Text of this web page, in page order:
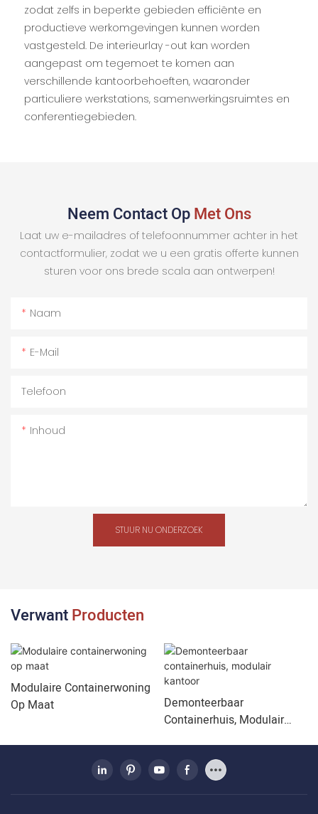
zodat zelfs in beperkte gebieden efficiënte en
productieve werkomgevingen kunnen worden
vastgesteld. De interieurlay -out kan worden
aangepast om tegemoet te komen aan
verschillende kantoorbehoeften, waaronder
particuliere werkstations, samenwerkingsruimtes en
conferentiegebieden.
Neem Contact OpMet Ons
Laat uw e-mailadres of telefoonnummer achter in het
contactformulier, zodat we u een gratis offerte kunnen
sturen voor ons brede scala aan ontwerpen!
Naam
E-Mail
Telefoon
Inhoud
STUUR NU ONDERZOEK
VerwantProducten
Modulaire Containerwoning
Op Maat
Demonteerbaar
Containerhuis, Modulair